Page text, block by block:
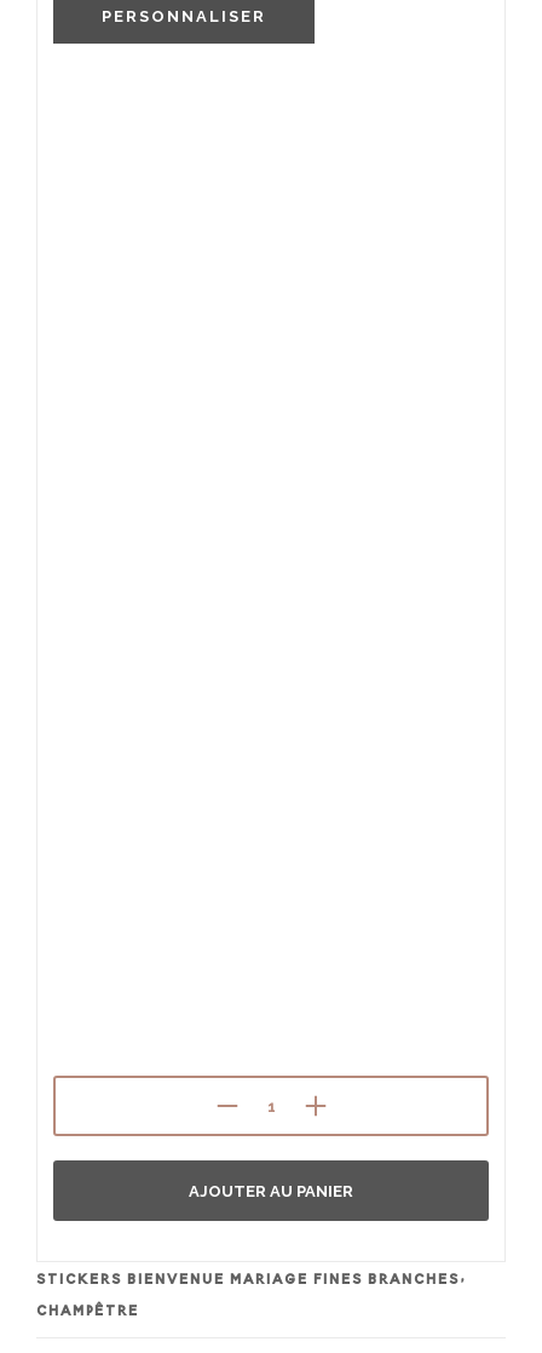
STICKERS BIENVENUE MARIAGE FINES BRANCHES,
CHAMPÊTRE
PERSONNALISER
AJOUTER AU PANIER